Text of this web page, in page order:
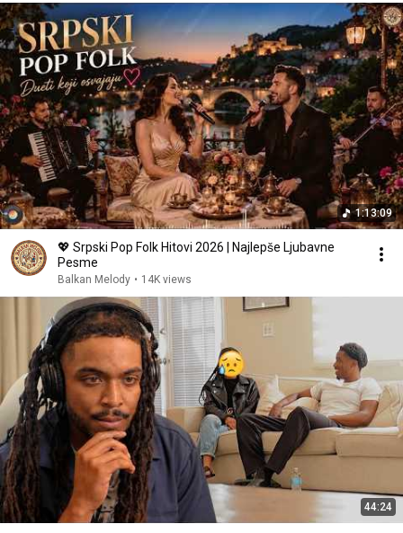
1:13:09
💖 Srpski Pop Folk Hitovi 2026 | Najlepše Ljubavne
Pesme
Balkan Melody • 14K views
44:24